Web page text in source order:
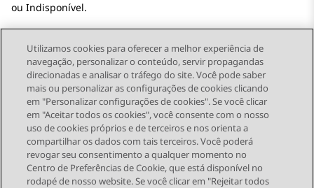
ou Indisponível.
Send Feedback
Topic navigation
Tópico anterior Próximo tópico
Utilizamos cookies para oferecer a melhor experiência de
navegação, personalizar o conteúdo, servir propagandas
direcionadas e analisar o tráfego do site. Você pode saber
mais ou personalizar as configurações de cookies clicando
em "Personalizar configurações de cookies". Se você clicar
em "Aceitar todos os cookies", você consente com o nosso
uso de cookies próprios e de terceiros e nos orienta a
compartilhar os dados com tais terceiros. Você poderá
revogar seu consentimento a qualquer momento no
Centro de Preferências de Cookie, que está disponível no
rodapé de nosso website. Se você clicar em "Rejeitar todos